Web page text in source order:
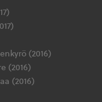
(2016)
(2016)
(2016)